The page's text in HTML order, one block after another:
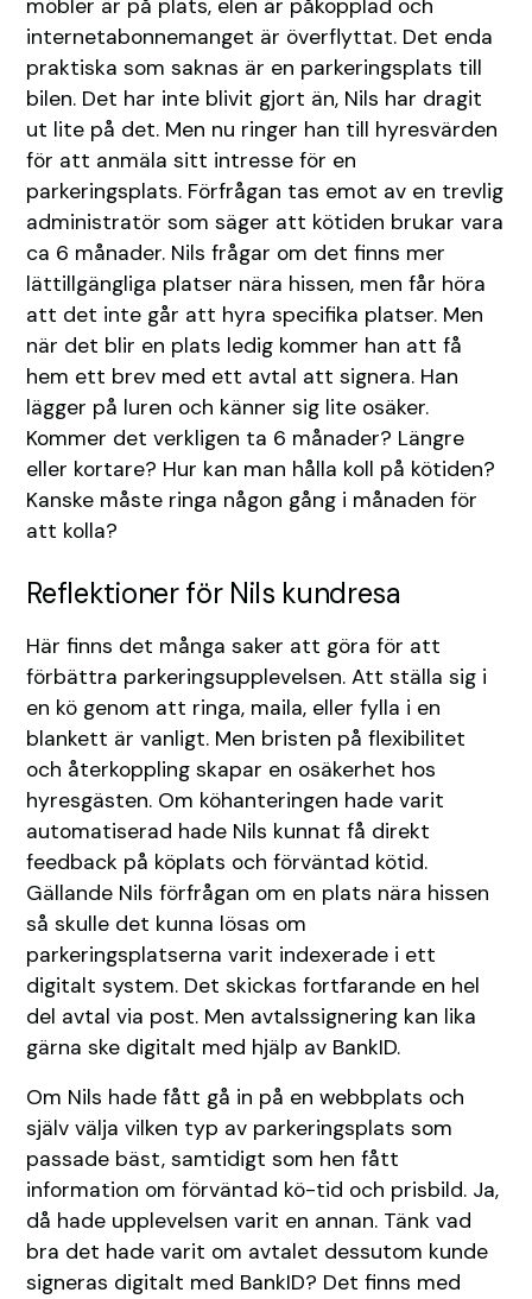
möbler är på plats, elen är påkopplad och
internetabonnemanget är överflyttat. Det enda
praktiska som saknas är en parkeringsplats till
bilen. Det har inte blivit gjort än, Nils har dragit
ut lite på det. Men nu ringer han till hyresvärden
för att anmäla sitt intresse för en
parkeringsplats. Förfrågan tas emot av en trevlig
administratör som säger att kötiden brukar vara
ca 6 månader. Nils frågar om det finns mer
lättillgängliga platser nära hissen, men får höra
att det inte går att hyra specifika platser. Men
när det blir en plats ledig kommer han att få
hem ett brev med ett avtal att signera. Han
lägger på luren och känner sig lite osäker.
Kommer det verkligen ta 6 månader? Längre
eller kortare? Hur kan man hålla koll på kötiden?
Kanske måste ringa någon gång i månaden för
att kolla?
Reflektioner för Nils kundresa
Här finns det många saker att göra för att
förbättra parkeringsupplevelsen. Att ställa sig i
en kö genom att ringa, maila, eller fylla i en
blankett är vanligt. Men bristen på flexibilitet
och återkoppling skapar en osäkerhet hos
hyresgästen. Om köhanteringen hade varit
automatiserad hade Nils kunnat få direkt
feedback på köplats och förväntad kötid.
Gällande Nils förfrågan om en plats nära hissen
så skulle det kunna lösas om
parkeringsplatserna varit indexerade i ett
digitalt system. Det skickas fortfarande en hel
del avtal via post. Men avtalssignering kan lika
gärna ske digitalt med hjälp av BankID.
Om Nils hade fått gå in på en webbplats och
själv välja vilken typ av parkeringsplats som
passade bäst, samtidigt som hen fått
information om förväntad kö-tid och prisbild. Ja,
då hade upplevelsen varit en annan. Tänk vad
bra det hade varit om avtalet dessutom kunde
signeras digitalt med BankID? Det finns med